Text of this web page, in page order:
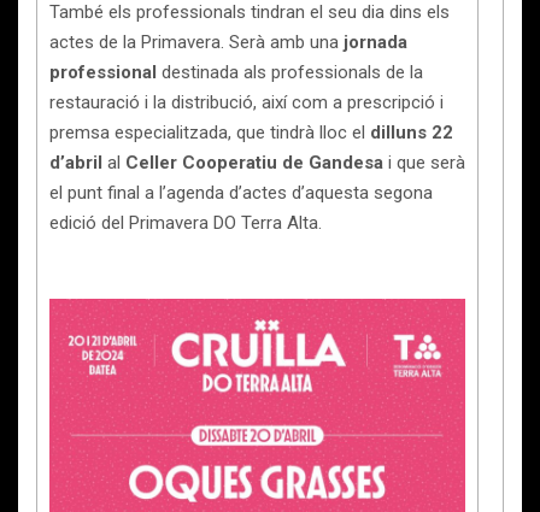
També els professionals tindran el seu dia dins els
actes de la Primavera. Serà amb una jornada
professional destinada als professionals de la
restauració i la distribució, així com a prescripció i
premsa especialitzada, que tindrà lloc el dilluns 22
d’abril al Celler Cooperatiu de Gandesa i que serà
el punt final a l’agenda d’actes d’aquesta segona
edició del Primavera DO Terra Alta.